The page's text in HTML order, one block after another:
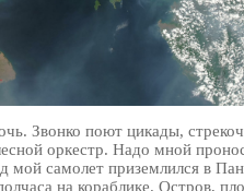
Звонко поют цикады,
оркестр. Надо мной
мой самолет приземлился в
на кораблике. Остров,